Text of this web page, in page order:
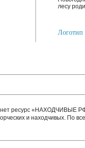
лесу
ресурс «НАХОДЧИВЫЕ
и находчивых. По